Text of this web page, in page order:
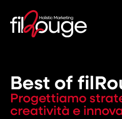
Best of
Progettiamo
creatività e